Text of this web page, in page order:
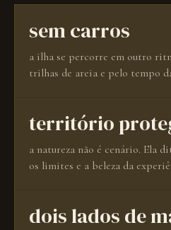
sem carros
a ilha se percorre em outro
trilhas de areia e pelo tempo
território
a natureza não é cenário. Ela
os limites e a beleza da
dois lados de